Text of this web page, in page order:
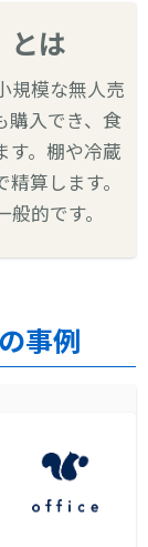
とは
規模な無人売
購入でき、食
す。棚や冷蔵
算します。
的です。
事例